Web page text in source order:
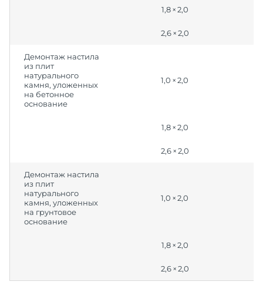
1,8 × 2,0
2,6 × 2,0
Демонтаж настила
из плит
натурального
камня, уложенных
на бетонное
основание
1,0 × 2,0
1,8 × 2,0
2,6 × 2,0
Демонтаж настила
из плит
натурального
камня, уложенных
на грунтовое
основание
1,0 × 2,0
1,8 × 2,0
2,6 × 2,0